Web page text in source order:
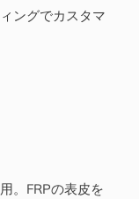
ングでカスタマ
。FRPの表皮を